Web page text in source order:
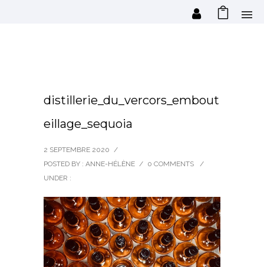
distillerie_du_vercors_embout
eillage_sequoia
2 SEPTEMBRE 2020 /
POSTED BY : ANNE-HÉLÈNE / 0 COMMENTS
/
UNDER :